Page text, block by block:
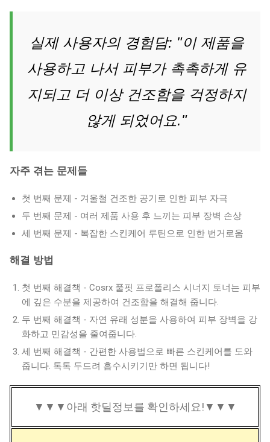
실제 사용자의 경험담: "이 제품을
사용하고 나서 피부가 촉촉하게 유
지되고 더 이상 건조함을 걱정하지
않게 되었어요."
자주 겪는 문제들
첫 번째 문제 - 겨울철 건조한 공기로 인한 피부 자극
두 번째 문제 - 여러 제품 사용 후 느끼는 피부 장벽 손상
세 번째 문제 - 복잡한 스킨케어 루틴으로 인한 번거로움
해결 방법
첫 번째 해결책 - Cosrx 풀핏 프로폴리스 시너지 토너는 피부
에 깊은 수분을 제공하여 건조함을 해결해 줍니다.
두 번째 해결책 - 자연 유래 성분을 사용하여 피부 장벽을 강
화하고 민감성을 줄여줍니다.
세 번째 해결책 - 간편한 사용법으로 빠른 스킨케어를 도와
줍니다. 톡톡 두드려 흡수시키기만 하면 됩니다!
▼▼▼아래 핫딜정보를 확인하세요!▼▼▼